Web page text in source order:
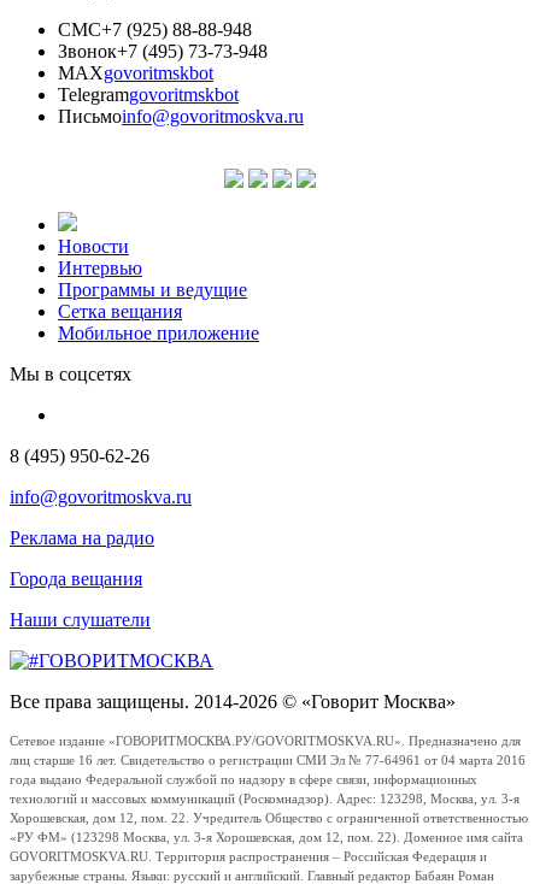
СМС+7 (925) 88-88-948
Звонок+7 (495) 73-73-948
MAXgovoritmskbot
Telegramgovoritmskbot
Письмоinfo@govoritmoskva.ru
Новости
Интервью
Программы и ведущие
Сетка вещания
Мобильное приложение
Мы в соцсетях
8 (495) 950-62-26
info@govoritmoskva.ru
Реклама на радио
Города вещания
Наши слушатели
Все права защищены. 2014-2026 © «Говорит Москва»
Сетевое издание «ГОВОРИТМОСКВА.РУ/GOVORITMOSKVA.RU». Предназначено для
лиц старше 16 лет. Свидетельство о регистрации СМИ Эл № 77-64961 от 04 марта 2016
года выдано Федеральной службой по надзору в сфере связи, информационных
технологий и массовых коммуникаций (Роскомнадзор). Адрес: 123298, Москва, ул. 3-я
Хорошевская, дом 12, пом. 22. Учредитель Общество с ограниченной ответственностью
«РУ ФМ» (123298 Москва, ул. 3-я Хорошевская, дом 12, пом. 22). Доменное имя сайта
GOVORITMOSKVA.RU. Территория распространения – Российская Федерация и
зарубежные страны. Языки: русский и английский. Главный редактор Бабаян Роман